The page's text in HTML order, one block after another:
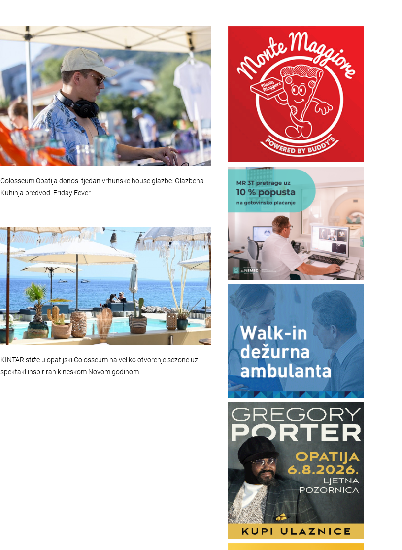
Colosseum Opatija donosi tjedan vrhunske house glazbe: Glazbena
Kuhinja predvodi Friday Fever
KINTAR stiže u opatijski Colosseum na veliko otvorenje sezone uz
spektakl inspiriran kineskom Novom godinom